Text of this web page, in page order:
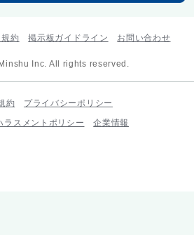
約 掲示板ガイドライン お問い合わせ
Inc. All rights reserved.
約
プライバシーポリシー
ラスメントポリシー
企業情報